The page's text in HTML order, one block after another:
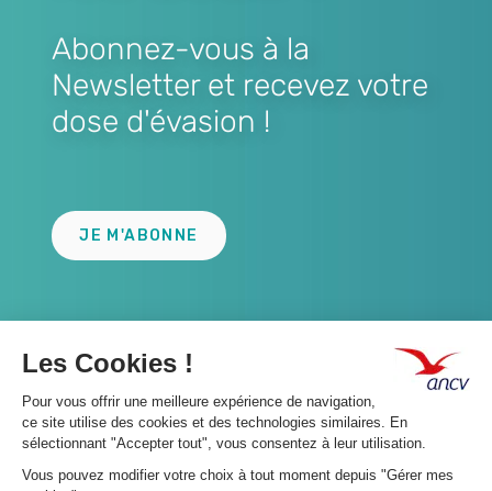
Abonnez-vous à la
Newsletter et recevez votre
dose d'évasion !
JE M'ABONNE